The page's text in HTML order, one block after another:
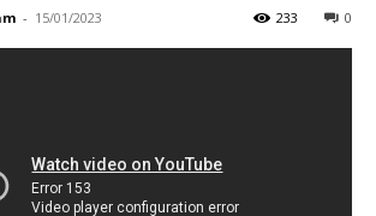
- 15/01/2023 0
233